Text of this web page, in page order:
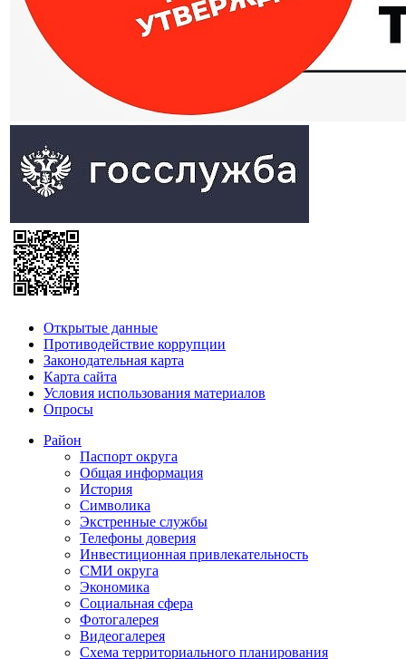
Открытые данные
Противодействие коррупции
Законодательная карта
Карта сайта
Условия использования материалов
Опросы
Район
Паспорт округа
Общая информация
История
Символика
Экстренные службы
Телефоны доверия
Инвестиционная привлекательность
СМИ округа
Экономика
Социальная сфера
Фотогалерея
Видеогалерея
Схема территориального планирования